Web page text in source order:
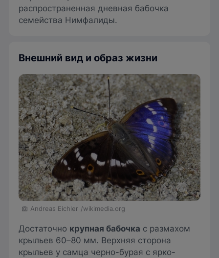
распространенная дневная бабочка
семейства Нимфалиды.
Внешний вид и образ жизни
Andreas Eichler /wikimedia.org
Достаточно крупная бабочка с размахом
крыльев 60–80 мм. Верхняя сторона
крыльев у самца черно-бурая с ярко-